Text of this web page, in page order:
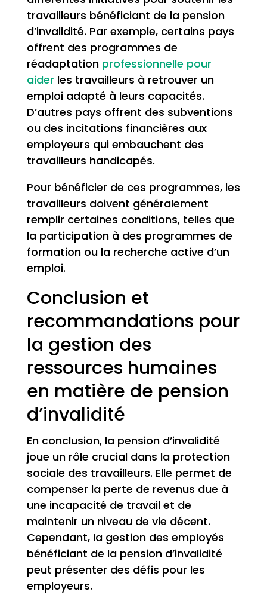
travailleurs bénéficiant de la pension
d’invalidité. Par exemple, certains pays
offrent des programmes de
réadaptation professionnelle pour
aider les travailleurs à retrouver un
emploi adapté à leurs capacités.
D’autres pays offrent des subventions
ou des incitations financières aux
employeurs qui embauchent des
travailleurs handicapés.
Pour bénéficier de ces programmes, les
travailleurs doivent généralement
remplir certaines conditions, telles que
la participation à des programmes de
formation ou la recherche active d’un
emploi.
Conclusion et
recommandations pour
la gestion des
ressources humaines
en matière de pension
d’invalidité
En conclusion, la pension d’invalidité
joue un rôle crucial dans la protection
sociale des travailleurs. Elle permet de
compenser la perte de revenus due à
une incapacité de travail et de
maintenir un niveau de vie décent.
Cependant, la gestion des employés
bénéficiant de la pension d’invalidité
peut présenter des défis pour les
employeurs.